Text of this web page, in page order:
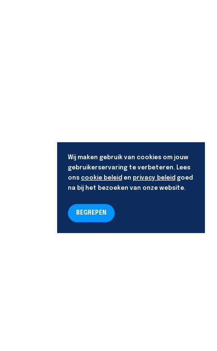
Wij maken gebruik van cookies om jouw
gebruikerservaring te verbeteren. Lees
ons cookie beleid en privacy beleid goed
na bij het bezoeken van onze website.
BEGREPEN